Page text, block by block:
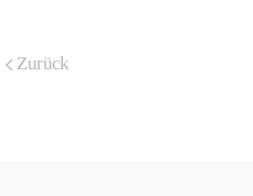
Zurück